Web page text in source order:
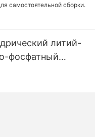
литий-
фосфатный
высокая